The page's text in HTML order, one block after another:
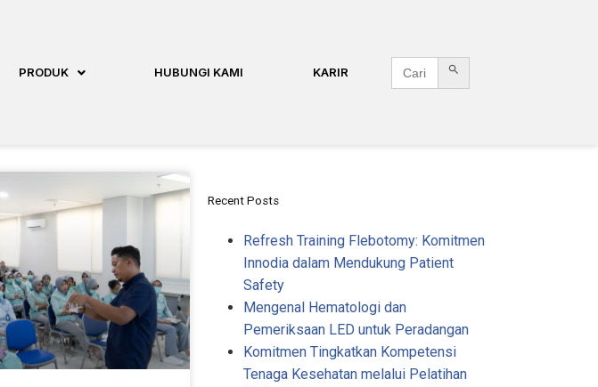
PRODUK HUBUNGI KAMI KARIR
Search
for:
Search Button
Recent Posts
Refresh Training Flebotomy: Komitmen
Innodia dalam Mendukung Patient
Safety​
Mengenal Hematologi dan
Pemeriksaan LED untuk Peradangan
Komitmen Tingkatkan Kompetensi
Tenaga Kesehatan melalui Pelatihan